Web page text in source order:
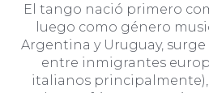
El tango nació primero
luego como género
Argentina y Uruguay,
entre inmigrantes
italianos